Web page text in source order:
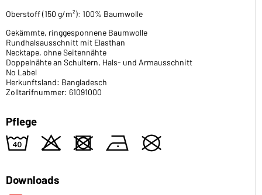
Oberstoff (150 g/m²): 100% Baumwolle
Gekämmte, ringgesponnene Baumwolle
Rundhalsausschnitt mit Elasthan
Necktape, ohne Seitennähte
Doppelnähte an Schultern, Hals- und Armausschnitt
No Label
Herkunftsland: Bangladesch
Zolltarifnummer: 61091000
Pflege
8 o d n U
Downloads